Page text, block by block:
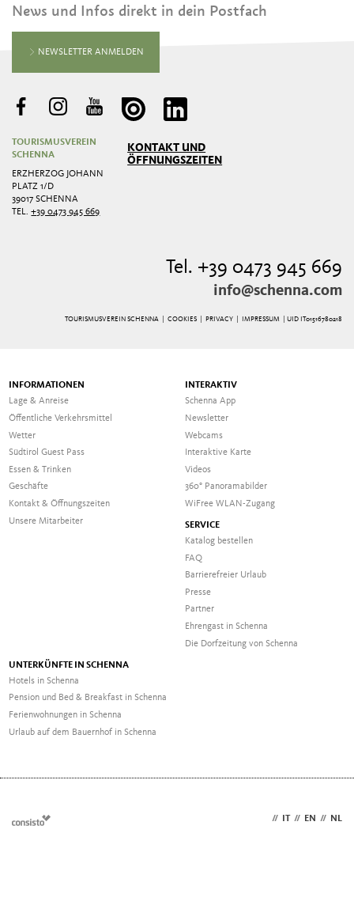
News und Infos direkt in dein Postfach
NEWSLETTER ANMELDEN
TOURISMUSVEREIN
SCHENNA
ERZHERZOG JOHANN
PLATZ 1/D
39017 SCHENNA
TEL.+39 0473 945 669
KONTAKT UND
ÖFFNUNGSZEITEN
Tel. +39 0473 945 669
info@schenna.com
TOURISMUSVEREIN SCHENNA | COOKIES| PRIVACY| IMPRESSUM | UID IT01516780218
INFORMATIONEN
Lage & Anreise
Öffentliche Verkehrsmittel
Wetter
Südtirol Guest Pass
Essen & Trinken
Geschäfte
Kontakt & Öffnungszeiten
Unsere Mitarbeiter
INTERAKTIV
Schenna App
Newsletter
Webcams
Interaktive Karte
Videos
360° Panoramabilder
WiFree WLAN-Zugang
SERVICE
Katalog bestellen
FAQ
Barrierefreier Urlaub
Presse
Partner
Ehrengast in Schenna
Die Dorfzeitung von Schenna
UNTERKÜNFTE IN SCHENNA
Hotels in Schenna
Pension und Bed & Breakfast in Schenna
Ferienwohnungen in Schenna
Urlaub auf dem Bauernhof in Schenna
// IT // EN // NL